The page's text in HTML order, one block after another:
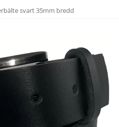
svart 35mm bredd